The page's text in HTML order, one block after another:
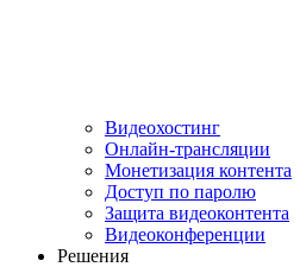
Видеохостинг
Онлайн-трансляции
Монетизация контента
Доступ по паролю
Защита видеоконтента
Видеоконференции
Решения